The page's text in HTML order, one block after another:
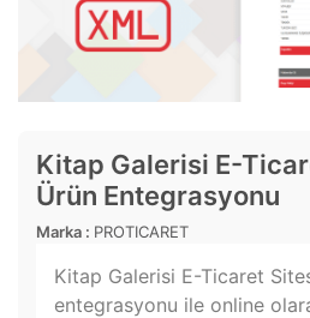
Kitap Galerisi E-
Ürün Entegrasyonu
Marka : PROTICARET
Kitap Galerisi E-Ticaret
entegrasyonu ile online